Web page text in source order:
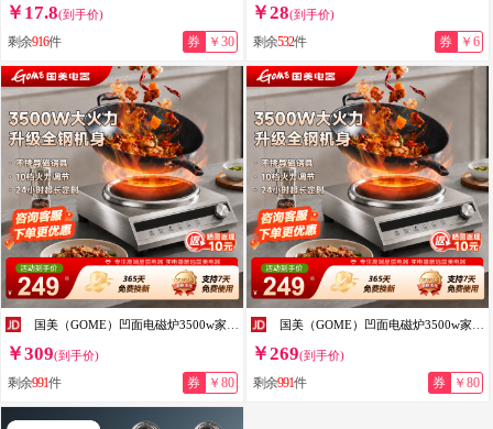
￥17.8(到手价)
剩余916件 券 ￥30
￥28(到手价)
剩余532件 券 ￥6
￥309(到手价)
剩余991件 券 ￥80
￥269(到手价)
剩余991件 券 ￥80